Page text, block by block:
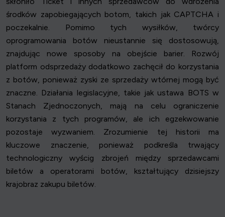
środków zapobiegających botom, takich jak CAPTCHA i
poczekalnie. Pomimo tych wysiłków, twórcy
oprogramowania botów nieustannie się dostosowują,
znajdując nowe sposoby na obejście barier. Rozwój
platform odsprzedaży dodatkowo zachęcił do korzystania
z botów, ponieważ zyski ze sprzedaży wtórnej mogą być
znaczne. Działania legislacyjne, takie jak ustawa BOTS w
Stanach Zjednoczonych, mają na celu ograniczenie
korzystania z tych programów, ale ich egzekwowanie
pozostaje wyzwaniem. Zrozumienie tej historii ma
kluczowe znaczenie, ponieważ podkreśla trwający
technologiczny wyścig zbrojeń między sprzedawcami
biletów a operatorami botów, kształtujący dzisiejszy
krajobraz zakupu biletów.